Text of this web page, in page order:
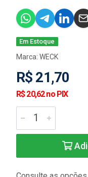
Em Estoque
Marca: WECK
R$ 21,70
R$ 20,62 no PIX